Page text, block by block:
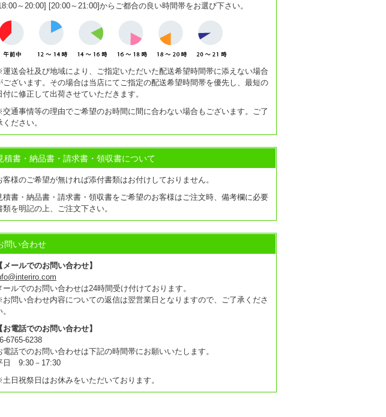
～20:00] [20:00～21:00]からご都合の良い時間帯をお選び下さい。
送会社及び地域により、ご指定いただいた配送希望時間帯に添えない場合
ございます。その場合は当店にてご指定の配送希望時間帯を優先し、最短の
付に修正して出荷させていただきます。
通事情等の理由でご希望のお時間に間に合わない場合もございます。ご了
ください。
積書・納品書・請求書・領収書について
客様のご希望が無ければ添付書類はお付けしておりません。
積書・納品書・請求書・領収書をご希望のお客様はご注文時、備考欄に必要
類を明記の上、ご注文下さい。
問い合わせ
【メールでのお問い合わせ】
ールでのお問い合わせは24時間受け付けております。
問い合わせ内容についての返信は翌営業日となりますので、ご了承くださ
【お電話でのお問い合わせ】
6765-6238
電話でのお問い合わせは下記の時間帯にお願いいたします。
日 9:30－17:30
日祝祭日はお休みをいただいております。